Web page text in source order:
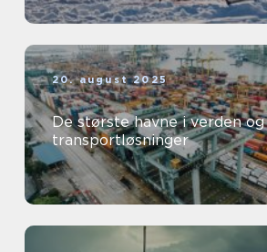
20. august 2025
De største havne i verden
transportløsninger